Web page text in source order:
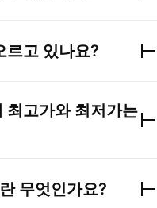
르고 있나요?
최고가와 최저가는
무엇인가요?